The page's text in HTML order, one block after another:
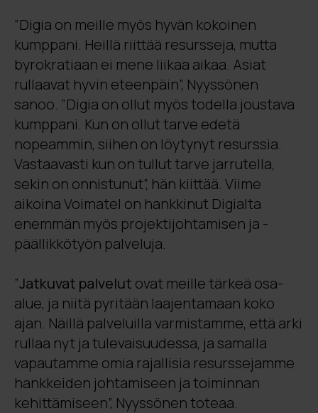
”Digia on meille myös hyvän kokoinen
kumppani. Heillä riittää resursseja, mutta
byrokratiaan ei mene liikaa aikaa. Asiat
rullaavat hyvin eteenpäin”, Nyyssönen
sanoo. ”Digia on ollut myös todella joustava
kumppani. Kun on ollut tarve edetä
nopeammin, siihen on löytynyt resurssia.
Vastaavasti kun on tullut tarve jarrutella,
sekin on onnistunut”, hän kiittää. Viime
aikoina Voimatel on hankkinut Digialta
enemmän myös projektijohtamisen ja -
päällikkötyön palveluja.
”Jatkuvat palvelut ovat meille tärkeä osa-
alue, ja niitä pyritään laajentamaan koko
ajan. Näillä palveluilla varmistamme, että arki
rullaa nyt ja tulevaisuudessa, ja samalla
vapautamme omia rajallisia resurssejamme
hankkeiden johtamiseen ja toiminnan
kehittämiseen”, Nyyssönen toteaa.